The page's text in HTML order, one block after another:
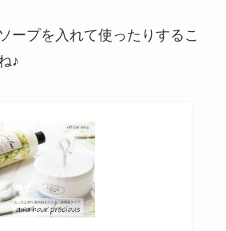
ープを入れて使ったりするこ
♪